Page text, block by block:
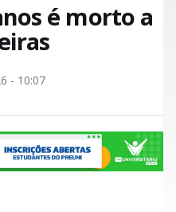
é morto a
- 10:07